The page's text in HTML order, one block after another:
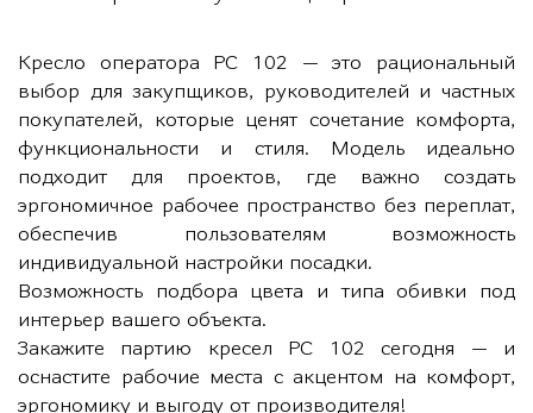
Кресло оператора РС 102 — это рациональный
выбор для закупщиков, руководителей и частных
покупателей, которые ценят сочетание комфорта,
функциональности и стиля. Модель идеально
подходит для проектов, где важно создать
эргономичное рабочее пространство без переплат,
обеспечив пользователям возможность
индивидуальной настройки посадки.
Возможность подбора цвета и типа обивки под
интерьер вашего объекта.
Закажите партию кресел РС 102 сегодня — и
оснастите рабочие места с акцентом на комфорт,
эргономику и выгоду от производителя!